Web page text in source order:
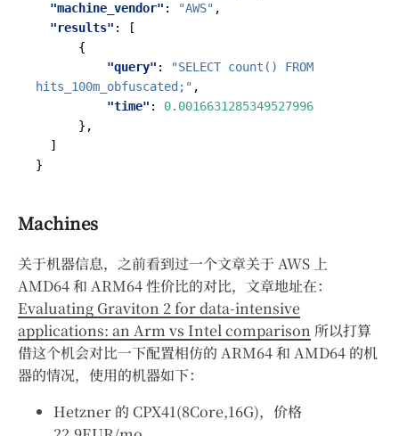
"machine_vendor" : "AWS" ,
"results" :
[
{
"query" :
"SELECT count() FROM
hits_100m_obfuscated;" ,
"time" :
0.0016631285349527996
},
]
}
Machines
关于机器信息，之前看到过一个文章关于 AWS 上
AMD64 和 ARM64 性价比的对比，文章地址在：
Evaluating Graviton 2 for data-intensive
applications: an Arm vs Intel comparison 所以打算
借这个机会对比一下配置相仿的 ARM64 和 AMD64 的机
器的情况，使用的机器如下：
Hetzner 的 CPX41(8Core,16G)，价格